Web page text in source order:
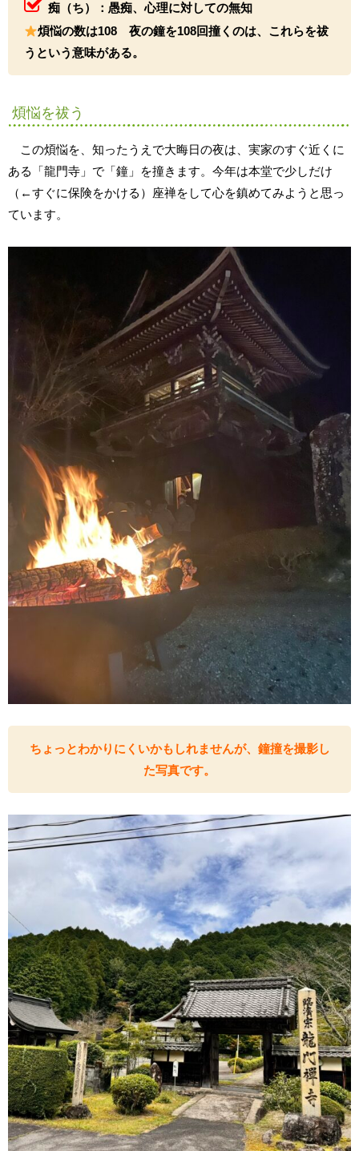
痴（ち）：愚痴、心理に対しての無知
煩悩の数は108 夜の鐘を108回撞くのは、これらを祓
うという意味がある。
煩悩を祓う
この煩悩を、知ったうえで大晦日の夜は、実家のすぐ近くに
ある「龍門寺」で「鐘」を撞きます。今年は本堂で少しだけ
（←すぐに保険をかける）座禅をして心を鎮めてみようと思っ
ています。
ちょっとわかりにくいかもしれませんが、鐘撞を撮影し
た写真です。